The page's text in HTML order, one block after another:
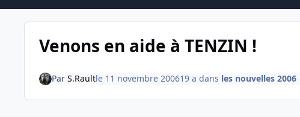
Venons en aide à TENZIN !
Par S.Raultle 11 novembre 200619 a dans les nouvelles 2006